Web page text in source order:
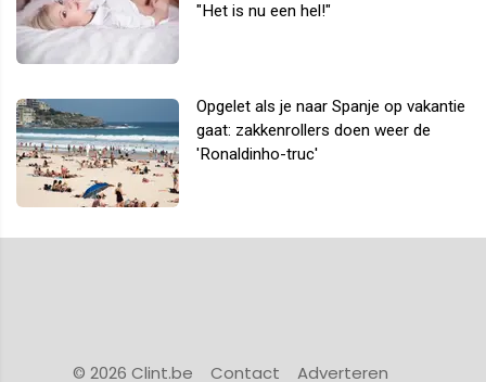
"Het is nu een hel!"
Opgelet als je naar Spanje op vakantie
gaat: zakkenrollers doen weer de
'Ronaldinho-truc'
© 2026 Clint.be Contact Adverteren